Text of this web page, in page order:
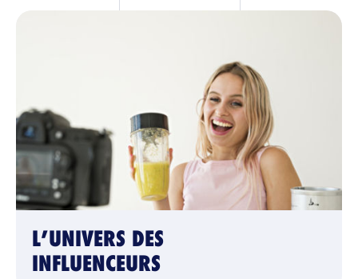
L’UNIVERS DES
INFLUENCEURS